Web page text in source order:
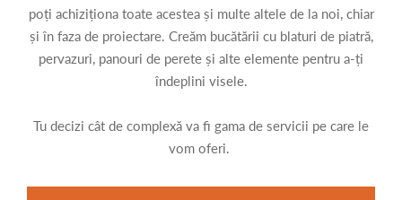
poți achiziționa toate acestea și multe altele de la noi, chiar
și în faza de proiectare. Creăm bucătării cu blaturi de piatră,
pervazuri, panouri de perete și alte elemente pentru a-ți
îndeplini visele.
Tu decizi cât de complexă va fi gama de servicii pe care le
vom oferi.